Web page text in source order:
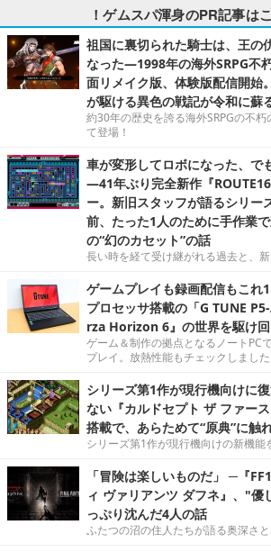
！ゲムスパ渾身のPR記事は
祖国に裏切られた騎士は、王の
なった―1998年の海外SRPG不
面リメイク版、体験版配信開始
が駆ける異色の戦記が令和に蘇
約30年の歴史を誇る海外SRPGの不
て登場！
車が変形してロボになった、で
―41年ぶり完全新作『
ー。新旧スタッフが語るシリー
前、たった1人のために手作業
の“幻のカセット”の話
長い時を経て受け継がれる過去と、新
ゲームプレイも録画配信もこ
プロセッサ搭載の「G TUNE
rza Horizon 6』の世界を駆け
ゲーム＆制作の拠点となるノートPC
プレイ。放熱性能もチェックしました
シリーズ第1作が現行機向けに
ない『カルドセプト ザ ファー
搭載で、あらためて“原典”に触
シリーズ第1作が現行機向けの新機能
「冒険は楽しいものだ」 ─『
ィ ヴァリアンツ ダフネ』、"優
っぷり沈んだ4人の話
ふたつの沼の住人たちが語る奥深さと